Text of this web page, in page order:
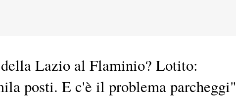
Lazio al Flaminio? Lotito:
posti. E c'è il problema parcheggi"